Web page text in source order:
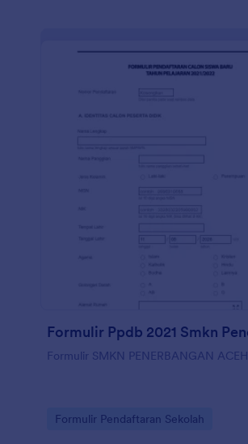
Formulir SMKN PENERBANGAN ACEH
Go to Category:
Formulir Pendaftaran Sekolah